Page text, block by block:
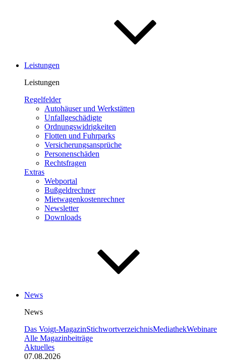
Leistungen
Leistungen
Regelfelder
Autohäuser und Werkstätten
Unfallgeschädigte
Ordnungswidrigkeiten
Flotten und Fuhrparks
Versicherungsansprüche
Personenschäden
Rechtsfragen
Extras
Webportal
Bußgeldrechner
Mietwagenkostenrechner
Newsletter
Downloads
News
News
Das Voigt-MagazinStichwortverzeichnisMediathekWebinare
Alle Magazinbeiträge
Aktuelles
07.08.2026